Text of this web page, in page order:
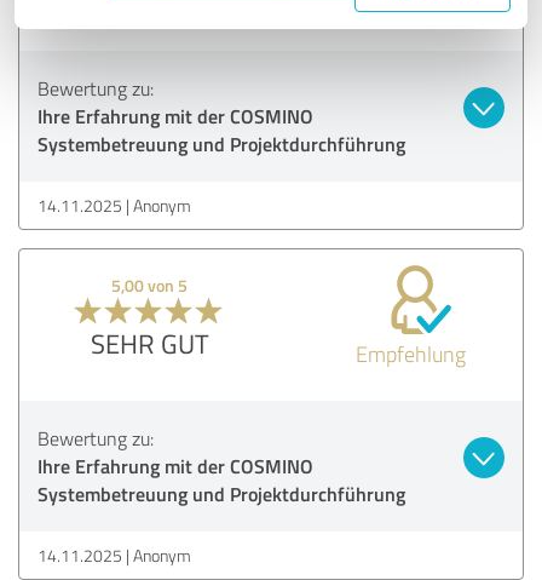
Bewertung zu:
Ihre Erfahrung mit der COSMINO
Systembetreuung und Projektdurchführung
14.11.2025 Anonym
5,00 von 5
SEHR GUT Empfehlung
Bewertung zu:
Ihre Erfahrung mit der COSMINO
Systembetreuung und Projektdurchführung
14.11.2025 Anonym